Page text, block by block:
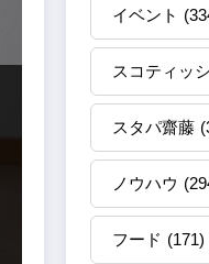
イベント
スコティッ
スタパ齋藤
ノウハウ
フード (171)